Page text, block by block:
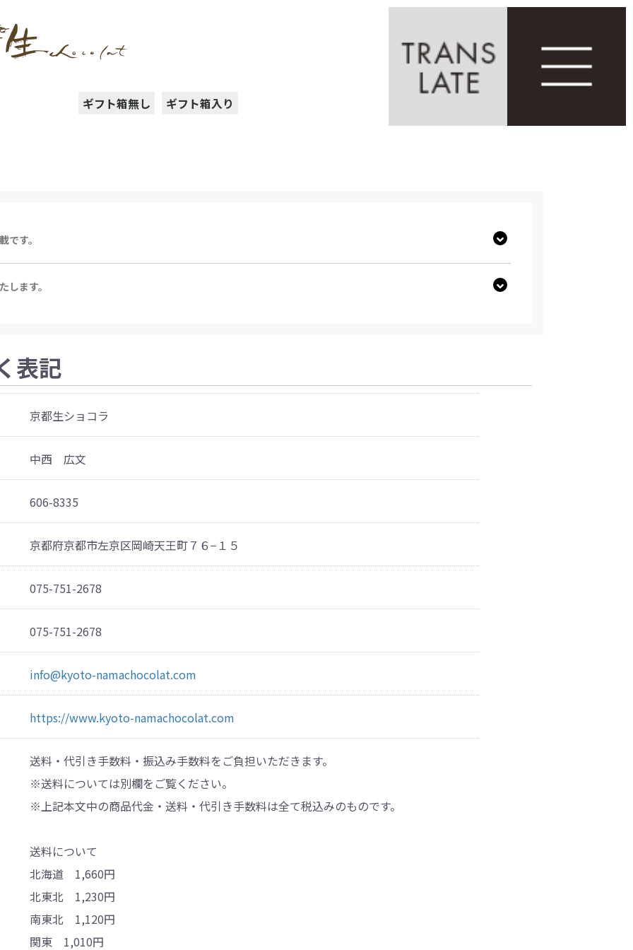
ギフト箱無し ギフト箱入り
です。
します。
表記
京都生ショコラ
中西 広文
606-8335
京都府京都市左京区岡崎天王町７６−１５
075-751-2678
075-751-2678
info@kyoto-namachocolat.com
https://www.kyoto-namachocolat.com
送料・代引き手数料・振込み手数料をご負担いただきます。
※送料については別欄をご覧ください。
※上記本文中の商品代金・送料・代引き手数料は全て税込みのものです。
送料について
北海道 1,660円
北東北 1,230円
南東北 1,120円
関東 1,010円